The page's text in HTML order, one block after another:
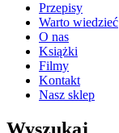
Przepisy
Warto wiedzieć
O nas
Książki
Filmy
Kontakt
Nasz sklep